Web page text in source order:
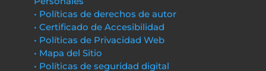
• Políticas de derechos de autor
• Certificado de Accesibilidad
• Políticas de Privacidad Web
• Mapa del Sitio
• Políticas de seguridad digital